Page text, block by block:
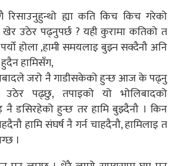
ह्या कति किच किच गरेको
उठेर पढ्नुपर्छ ? यही कुरामा कतिको त
होला ,हामी समयलाइ बुझ्न सक्दैनौ अनि
हामिसँग,
जरो नै गाडीसकेको हुन्छ आज के पढ्नु
उठेर पढ्छु, तपाइको यो भोलिबादको
नै डसिरहेको हुन्छ तर हामि बुझ्दैनौ । किन
हामि संघर्ष नै गर्न चाहदैनौ, हामिलाइ त
।